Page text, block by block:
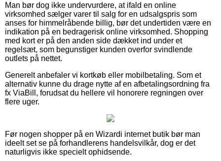
Man bør dog ikke undervurdere, at ifald en online
virksomhed sælger varer til salg for en udsalgspris som
anses for himmelråbende billig, bør det undertiden være en
indikation på en bedragerisk online virksomhed. Shopping
med kort er på den anden side dækket ind under et
regelsæt, som begunstiger kunden overfor svindlende
outlets på nettet.
Generelt anbefaler vi kortkøb eller mobilbetaling. Som et
alternativ kunne du drage nytte af en afbetalingsordning fra
fx ViaBill, forudsat du hellere vil honorere regningen over
flere uger.
Før nogen shopper på en Wizardi internet butik bør man
ideelt set se på forhandlerens handelsvilkår, dog er det
naturligvis ikke specielt ophidsende.